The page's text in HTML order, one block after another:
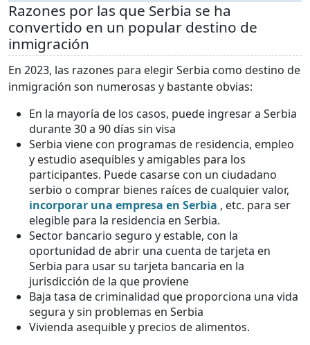
Razones por las que Serbia se ha
convertido en un popular destino de
inmigración
En 2023, las razones para elegir Serbia como destino de
inmigración son numerosas y bastante obvias:
En la mayoría de los casos, puede ingresar a Serbia
durante 30 a 90 días sin visa
Serbia viene con programas de residencia, empleo
y estudio asequibles y amigables para los
participantes. Puede casarse con un ciudadano
serbio o comprar bienes raíces de cualquier valor,
incorporar una empresa en Serbia , etc. para ser
elegible para la residencia en Serbia.
Sector bancario seguro y estable, con la
oportunidad de abrir una cuenta de tarjeta en
Serbia para usar su tarjeta bancaria en la
jurisdicción de la que proviene
Baja tasa de criminalidad que proporciona una vida
segura y sin problemas en Serbia
Vivienda asequible y precios de alimentos.